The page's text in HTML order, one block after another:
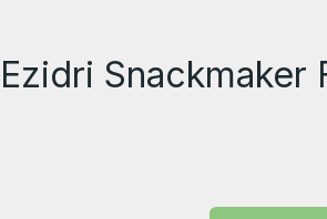
Snackmaker